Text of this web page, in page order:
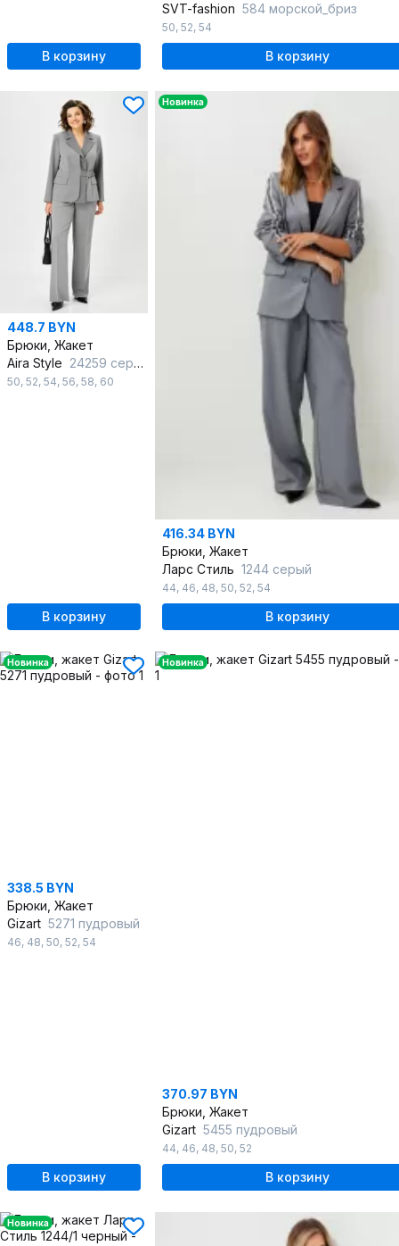
В корзину
SVT-fashion 584 морской_бриз
50, 52, 54
В корзину
448.7 BYN
Брюки, Жакет
Aira Style 24259 серый
50, 52, 54, 56, 58, 60
В корзину
Новинка
416.34 BYN
Брюки, Жакет
Ларс Стиль 1244 серый
44, 46, 48, 50, 52, 54
В корзину
Новинка
338.5 BYN
Брюки, Жакет
Gizart 5271 пудровый
46, 48, 50, 52, 54
В корзину
Новинка
370.97 BYN
Брюки, Жакет
Gizart 5455 пудровый
44, 46, 48, 50, 52
В корзину
Новинка